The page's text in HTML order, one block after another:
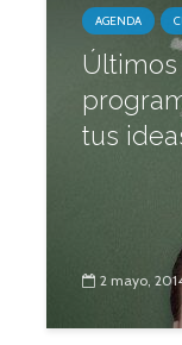
AGENDA
tus
2 mayo,